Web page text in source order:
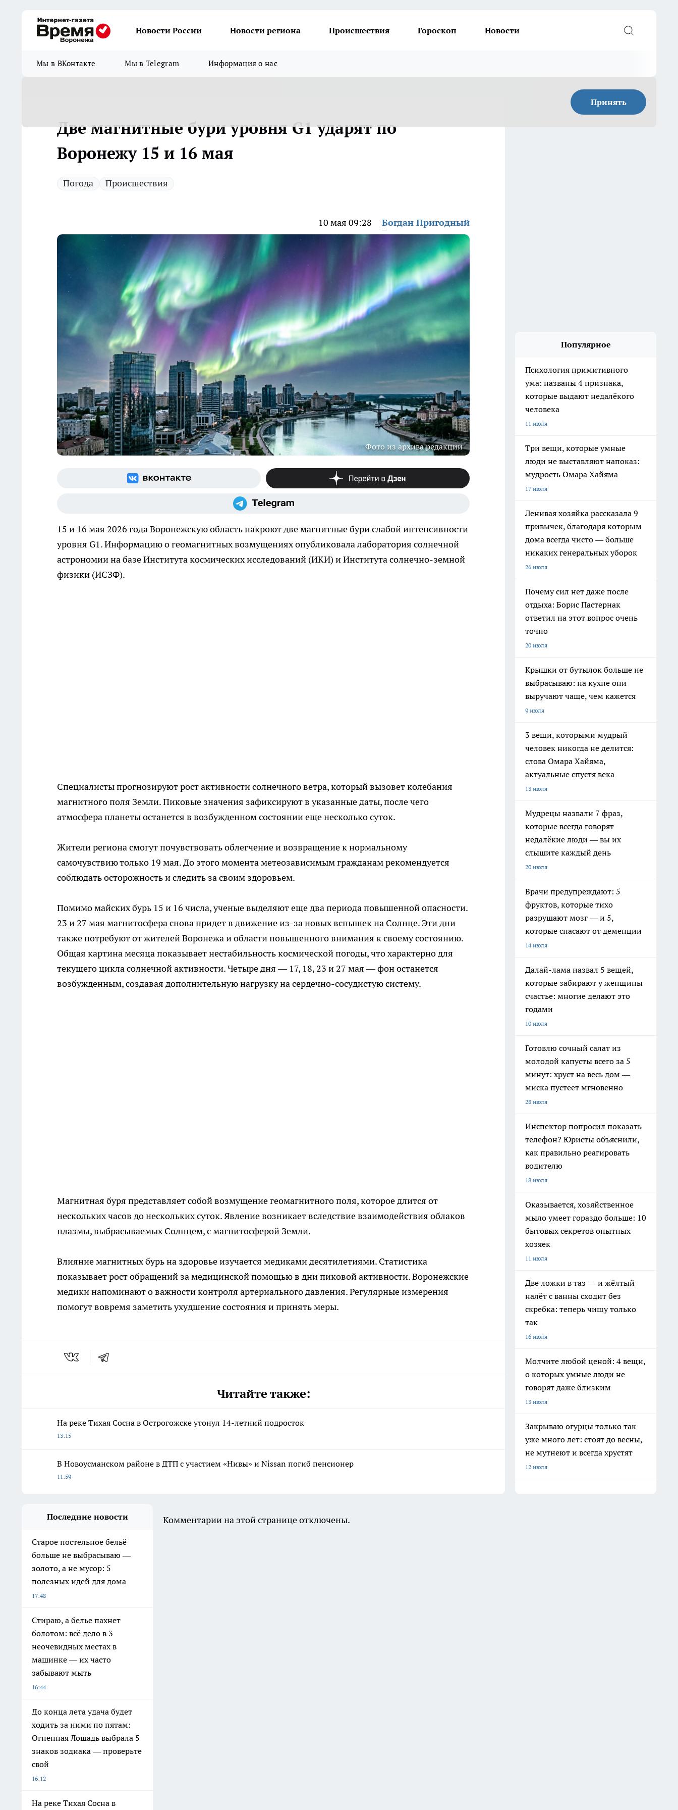
Новости России Новости региона Происшествия Гороскоп Новости
Мы в ВКонтакте Мы в Telegram Информация о нас
Принять
Две магнитные бури уровня G1 ударят по
Воронежу 15 и 16 мая
Погода Происшествия
10 мая 09:28 Богдан Пригодный
Фото из архива редакции
15 и 16 мая 2026 года Воронежскую область накроют две магнитные бури слабой интенсивности
уровня G1. Информацию о геомагнитных возмущениях опубликовала лаборатория солнечной
астрономии на базе Института космических исследований (ИКИ) и Института солнечно-земной
физики (ИСЗФ).
Специалисты прогнозируют рост активности солнечного ветра, который вызовет колебания
магнитного поля Земли. Пиковые значения зафиксируют в указанные даты, после чего
атмосфера планеты останется в возбужденном состоянии еще несколько суток.
Жители региона смогут почувствовать облегчение и возвращение к нормальному
самочувствию только 19 мая. До этого момента метеозависимым гражданам рекомендуется
соблюдать осторожность и следить за своим здоровьем.
Помимо майских бурь 15 и 16 числа, ученые выделяют еще два периода повышенной опасности.
23 и 27 мая магнитосфера снова придет в движение из-за новых вспышек на Солнце. Эти дни
также потребуют от жителей Воронежа и области повышенного внимания к своему состоянию.
Общая картина месяца показывает нестабильность космической погоды, что характерно для
текущего цикла солнечной активности. Четыре дня — 17, 18, 23 и 27 мая — фон останется
возбужденным, создавая дополнительную нагрузку на сердечно-сосудистую систему.
Магнитная буря представляет собой возмущение геомагнитного поля, которое длится от
нескольких часов до нескольких суток. Явление возникает вследствие взаимодействия облаков
плазмы, выбрасываемых Солнцем, с магнитосферой Земли.
Влияние магнитных бурь на здоровье изучается медиками десятилетиями. Статистика
показывает рост обращений за медицинской помощью в дни пиковой активности. Воронежские
медики напоминают о важности контроля артериального давления. Регулярные измерения
помогут вовремя заметить ухудшение состояния и принять меры.
Читайте также:
На реке Тихая Сосна в Острогожске утонул 14-летний подросток
13:15
В Новоусманском районе в ДТП с участием «Нивы» и Nissan погиб пенсионер
11:59
Популярное
Психология примитивного
ума: названы 4 признака,
которые выдают недалёкого
человека
11 июля
Три вещи, которые умные
люди не выставляют напоказ:
мудрость Омара Хайяма
17 июля
Ленивая хозяйка рассказала 9
привычек, благодаря которым
дома всегда чисто — больше
никаких генеральных уборок
26 июля
Почему сил нет даже после
отдыха: Борис Пастернак
ответил на этот вопрос очень
точно
20 июля
Крышки от бутылок больше не
выбрасываю: на кухне они
выручают чаще, чем кажется
9 июля
3 вещи, которыми мудрый
человек никогда не делится:
слова Омара Хайяма,
актуальные спустя века
13 июля
Мудрецы назвали 7 фраз,
которые всегда говорят
недалёкие люди — вы их
слышите каждый день
20 июля
Врачи предупреждают: 5
фруктов, которые тихо
разрушают мозг — и 5,
которые спасают от деменции
14 июля
Далай-лама назвал 5 вещей,
которые забирают у женщины
счастье: многие делают это
годами
10 июля
Готовлю сочный салат из
молодой капусты всего за 5
минут: хруст на весь дом —
миска пустеет мгновенно
28 июля
Инспектор попросил показать
телефон? Юристы объяснили,
как правильно реагировать
водителю
18 июля
Оказывается, хозяйственное
мыло умеет гораздо больше: 10
бытовых секретов опытных
хозяек
11 июля
Две ложки в таз — и жёлтый
налёт с ванны сходит без
скребка: теперь чищу только
так
16 июля
Молчите любой ценой: 4 вещи,
о которых умные люди не
говорят даже близким
13 июля
Закрываю огурцы только так
уже много лет: стоят до весны,
не мутнеют и всегда хрустят
12 июля
Последние новости
Старое постельное бельё
больше не выбрасываю —
золото, а не мусор: 5
полезных идей для дома
17:48
Стираю, а белье пахнет
болотом: всё дело в 3
неочевидных местах в
машинке — их часто
забывают мыть
16:44
До конца лета удача будет
ходить за ними по пятам:
Огненная Лошадь выбрала 5
знаков зодиака — проверьте
свой
16:12
На реке Тихая Сосна в
Комментарии на этой странице отключены.